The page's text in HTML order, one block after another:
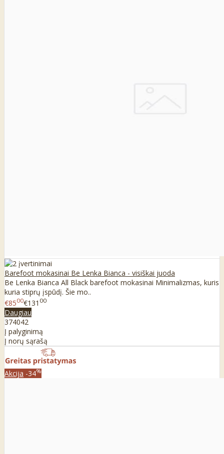
Barefoot mokasinai Be Lenka Bianca - visiškai juoda
Be Lenka Bianca All Black barefoot mokasinai Minimalizmas, kuris
kuria stiprų įspūdį. Šie mo..
€8500€131 00
Daugiau
374042
Į palyginimą
Į norų sąrašą
Akcija -34%